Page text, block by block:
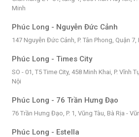
Minh
Phúc Long - Nguyễn Đức Cảnh
147 Nguyễn Đức Cảnh, P. Tân Phong, Quận 7,
Phúc Long - Times City
SO - 01, T5 Time City, 458 Minh Khai, P. Vĩnh
Nội
Phúc Long - 76 Trần Hưng Đạo
76 Trần Hưng Đạo, P. 1, Vũng Tàu, Bà Rịa -
Phúc Long - Estella